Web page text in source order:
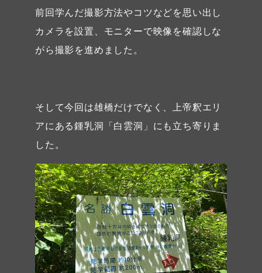
前回学んだ撮影方法やコツなどを思い出し
カメラを設置、モニターで映像を確認しな
がら撮影を進めました。
そして今回は雄橋だけでなく、上帝釈エリ
アにある鍾乳洞「白雲洞」にも立ち寄りま
した。